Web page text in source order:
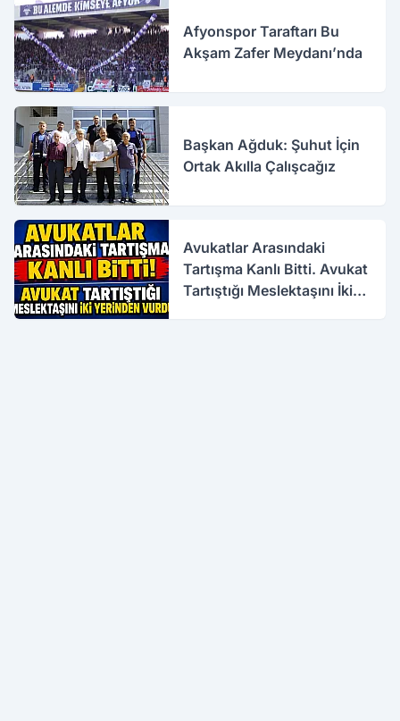
Afyonspor Taraftarı Bu
Akşam Zafer Meydanı’nda
Başkan Ağduk: Şuhut İçin
Ortak Akılla Çalışcağız
Avukatlar Arasındaki
Tartışma Kanlı Bitti. Avukat
Tartıştığı Meslektaşını İki